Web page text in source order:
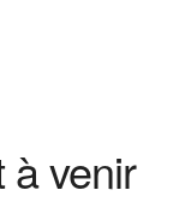
à venir